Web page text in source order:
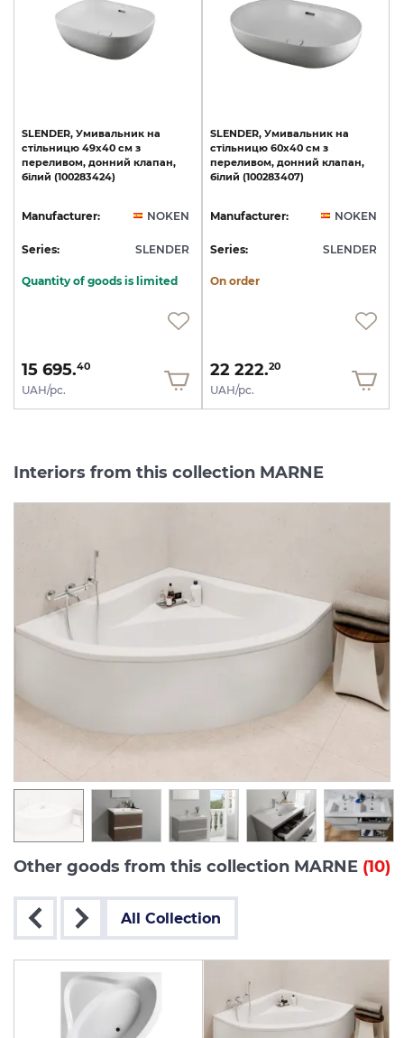
SLENDER, Умивальник на
стільницю 49x40 см з
переливом, донний клапан,
білий (100283424)
Manufacturer: NOKEN
Series: SLENDER
Quantity of goods is limited
15 695.40
UAH/pc.
SLENDER, Умивальник на
стільницю 60x40 см з
переливом, донний клапан,
білий (100283407)
Manufacturer: NOKEN
Series: SLENDER
On order
22 222.20
UAH/pc.
Interiors from this collection MARNE
Other goods from this collection MARNE (10)
All Collection